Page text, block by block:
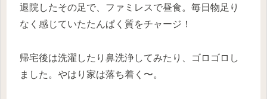
退院したその足で、ファミレスで昼食。毎日物足り
なく感じていたたんぱく質をチャージ！
帰宅後は洗濯したり鼻洗浄してみたり、ゴロゴロし
ました。やはり家は落ち着く〜。